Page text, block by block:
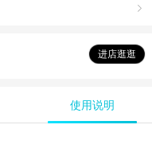

进店逛逛
使用说明